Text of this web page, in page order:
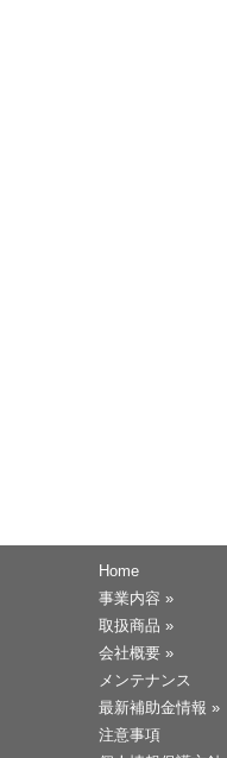
Home
事業内容 »
取扱商品 »
会社概要 »
メンテナンス
最新補助金情報 »
注意事項